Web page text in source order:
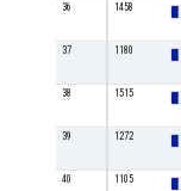
36 1458
37 1180
38 1515
39 1272
40 1105